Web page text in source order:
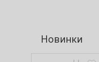
Новинки